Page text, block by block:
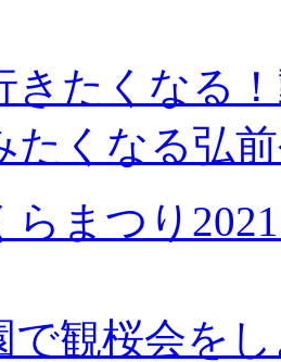
きたくなる
たくなる弘
らまつり
で観桜会を